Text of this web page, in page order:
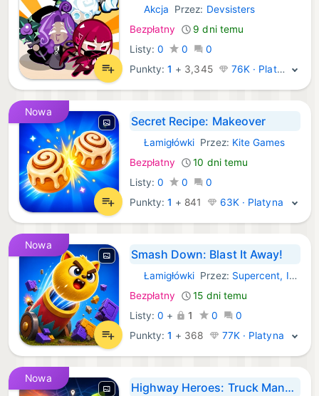
iOS Gry:
Akcja Przez: Devsisters
Bezpłatny
9 dni temu
Listy: 0 0
0
Punkty:1 + 3,345 76K · Platyna
Nowa
Secret Recipe: Makeover
iOS Gry:
Łamigłówki Przez: Kite Games
Bezpłatny
10 dni temu
Listy: 0 0
0
Punkty:1 + 841 63K · Platyna
Nowa
Smash Down: Blast It Away!
iOS Gry:
Łamigłówki Przez: Supercent, Inc.
Bezpłatny
15 dni temu
Listy: 0 + 1 0
0
Punkty:1 + 368 77K · Platyna
Nowa
Highway Heroes: Truck Manager